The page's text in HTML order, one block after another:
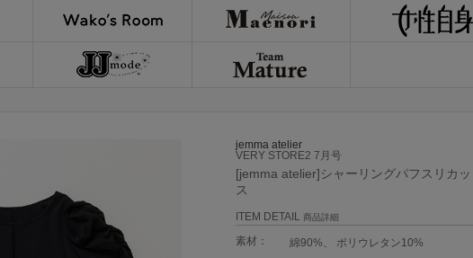
jemma atelier
VERY STORE2 7月号
[jemma atelier]シャーリングパフスリカ
ス
ITEM DETAIL 商品詳細
素材：
綿90%、 ポリウレタン10%